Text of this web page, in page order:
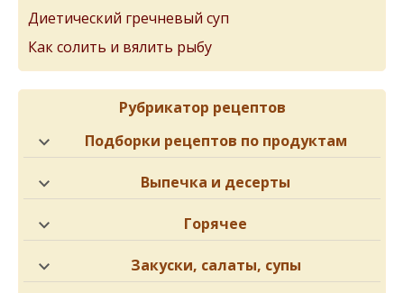
Диетический гречневый суп
Как солить и вялить рыбу
Рубрикатор рецептов
Подборки рецептов по продуктам
Выпечка и десерты
Горячее
Закуски, салаты, супы